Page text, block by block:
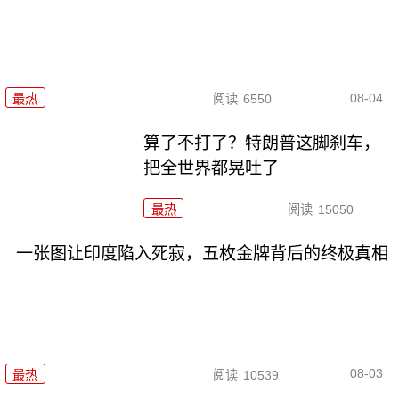
最热 阅读 6550 08-04
算了不打了？特朗普这脚刹车，
把全世界都晃吐了
最热 阅读 15050
一张图让印度陷入死寂，五枚金牌背后的终极真相
最热 阅读 10539 08-03